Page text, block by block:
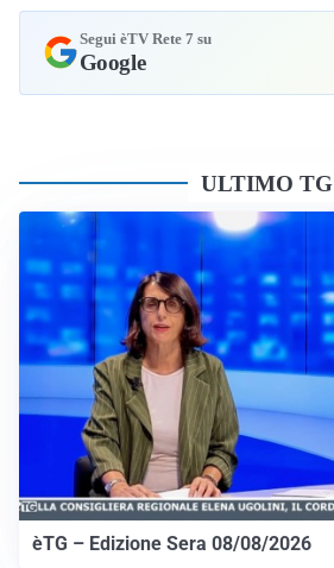
Segui èTV Rete 7 su
Google
ULTIMO TG
èTG – Edizione Sera 08/08/2026